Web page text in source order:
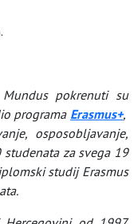
pokrenuti su
programa Erasmus+,
osposobljavanje,
za svega 19
studij Erasmus